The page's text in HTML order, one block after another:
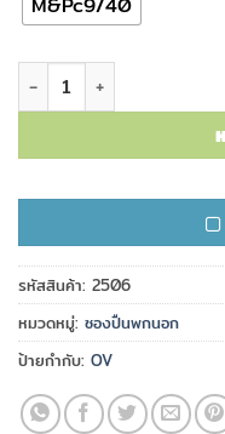
จำนวน ซองปืน Blade-
รหัสสินค้า: 2506
หมวดหมู่: ซองปืนพกนอก
ป้ายกำกับ: OV